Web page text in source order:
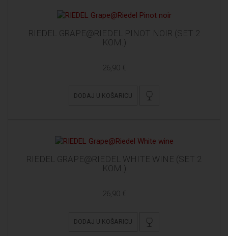
RIEDEL GRAPE@RIEDEL PINOT NOIR (SET 2
KOM.)
26,90 €
DODAJ U KOŠARICU
RIEDEL GRAPE@RIEDEL WHITE WINE (SET 2
KOM.)
26,90 €
DODAJ U KOŠARICU